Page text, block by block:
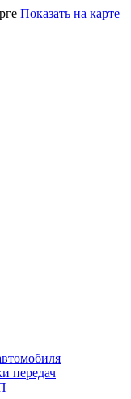
Показать на карте
передач